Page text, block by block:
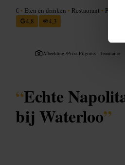
€ • Eten en drinken • Restaurant • Pizzeria
4,8
4,3
Afbeelding /Pizza Pilgrims - Teamtailor
“Echte
bij Waterloo”